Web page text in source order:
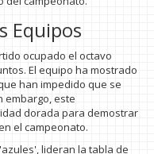
Equipos
ocupado el octavo
El equipo ha mostrado
han impedido que se
embargo, este
dorada para demostrar
el campeonato.
lideran la tabla de